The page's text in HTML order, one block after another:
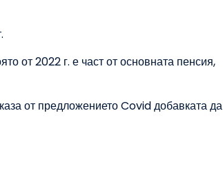
от 2022 г. е част от основната пенсия,
от предложението Covid добавката да